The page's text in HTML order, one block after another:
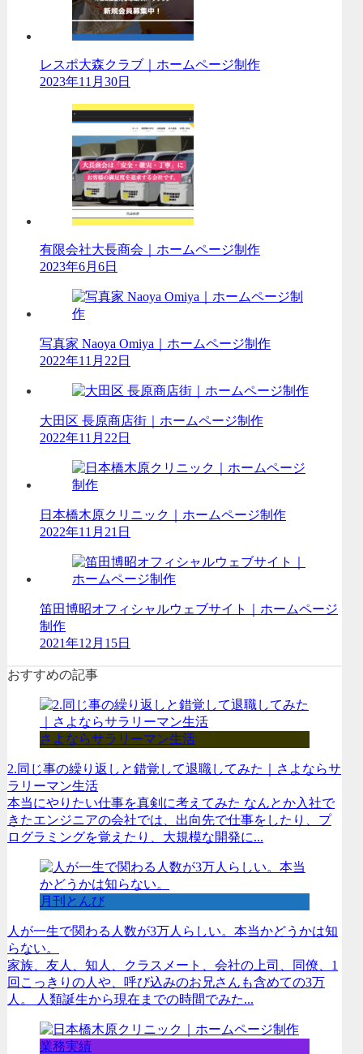
レスポ大森クラブ｜ホームページ制作
2023年11月30日
有限会社大長商会｜ホームページ制作
2023年6月6日
写真家 Naoya Omiya｜ホームページ制作
2022年11月22日
大田区 長原商店街｜ホームページ制作
2022年11月22日
日本橋木原クリニック｜ホームページ制作
2022年11月21日
笛田博昭オフィシャルウェブサイト｜ホームページ
制作
2021年12月15日
おすすめの記事
さよならサラリーマン生活
2.同じ事の繰り返しと錯覚して退職してみた｜さよならサ
ラリーマン生活
本当にやりたい仕事を真剣に考えてみた なんとか入社で
きたエンジニアの会社では、出向先で仕事をしたり、プ
ログラミングを覚えたり、大規模な開発に...
月刊とんび
人が一生で関わる人数が3万人らしい。本当かどうかは知
らない。
家族、友人、知人、クラスメート、会社の上司、同僚、1
回こっきりの人や、呼び込みのお兄さんも含めての3万
人。 人類誕生から現在までの時間でみた...
業務実績